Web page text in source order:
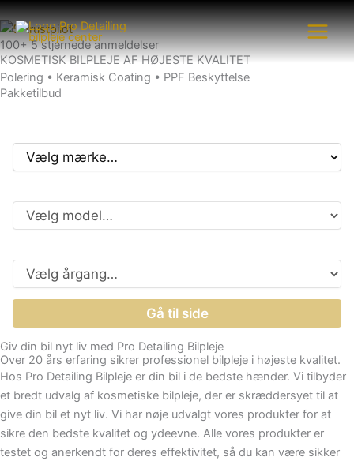
Gå
til
indholdet
100+ 5 stjernede anmeldelser
KOSMETISK BILPLEJE AF HØJESTE KVALITET
Polering • Keramisk Coating • PPF Beskyttelse
Pakketilbud
Gå til side
Giv din bil nyt liv med Pro Detailing Bilpleje
Over 20 års erfaring sikrer professionel bilpleje i højeste kvalitet.
Hos Pro Detailing Bilpleje er din bil i de bedste hænder. Vi tilbyder
et bredt udvalg af kosmetiske bilpleje, der er skræddersyet til at
give din bil et nyt liv. Vi har nøje udvalgt vores produkter for at
sikre den bedste kvalitet og ydeevne. Alle vores produkter er
testet og anerkendt for deres effektivitet, så du kan være sikker